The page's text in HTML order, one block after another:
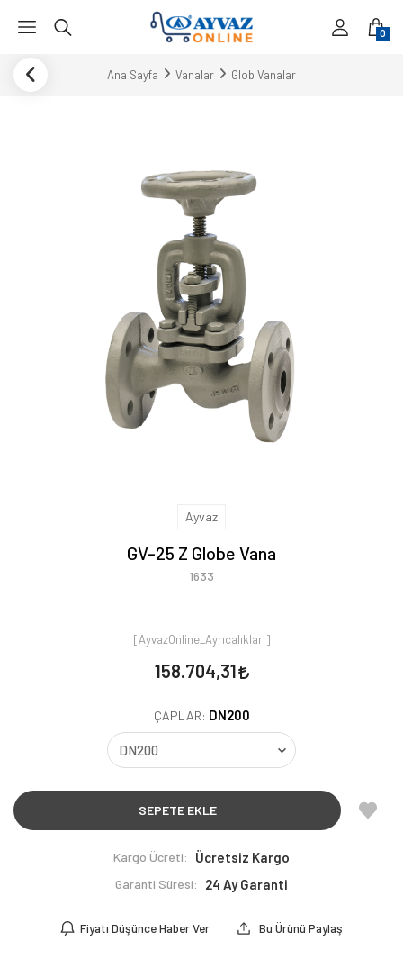
0
Ana Sayfa Vanalar Glob Vanalar
Ayvaz
GV-25 Z Globe Vana
1633
[AyvazOnline_Ayrıcalıkları]
158.704,31
ÇAPLAR: DN200
SEPETE EKLE
Kargo Ücreti: Ücretsiz Kargo
Garanti Süresi: 24 Ay Garanti
Fiyatı Düşünce Haber Ver Bu Ürünü Paylaş